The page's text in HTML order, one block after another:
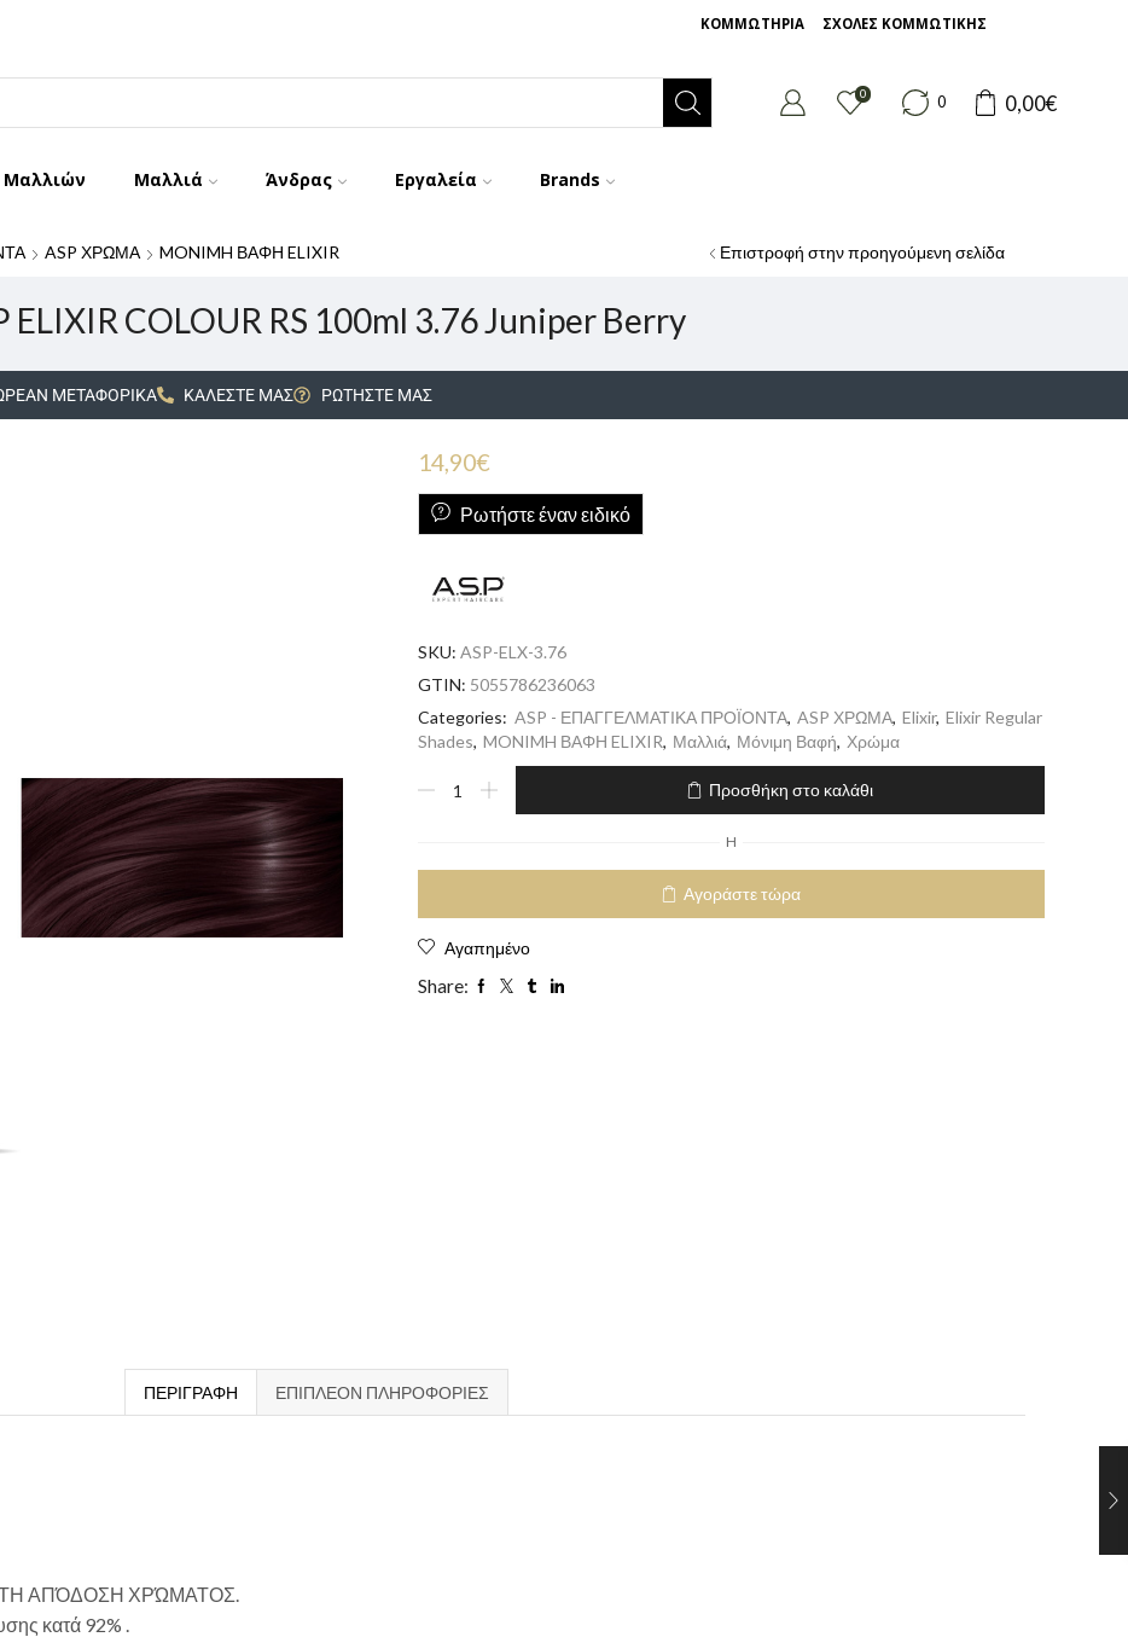
ΚΟΜΜΩΤΗΡΙΑ ΣΧΟΛΕΣ ΚΟΜΜΩΤΙΚΗΣ
0 0 0,00€
Μαλλιών Μαλλιά Άνδρας Εργαλεία Brands
ASP ΧΡΩΜΑ MONIMH ΒΑΦΗ ELIXIR Επιστροφή στην προηγούμενη σελίδα
ELIXIR COLOUR RS 100ml 3.76 Juniper Berry
ΜΕΤΑΦΟΡΙΚΑ ΚΑΛΕΣΤΕ ΜΑΣ ΡΩΤΗΣΤΕ ΜΑΣ
14,90€
Ρωτήστε έναν ειδικό
SKU: ASP-ELX-3.76
GTIN: 5055786236063
Categories: ASP - ΕΠΑΓΓΕΛΜΑΤΙΚΑ ΠΡΟΪΟΝΤΑ, ASP ΧΡΩΜΑ, Elixir, Elixir Regular
Shades, MONIMH ΒΑΦΗ ELIXIR, Μαλλιά, Μόνιμη Βαφή, Χρώμα
Προσθήκη στο καλάθι
H
Αγοράστε τώρα
Αγαπημένο
Share:
ΠΕΡΙΓΡΑΦΉ ΕΠΙΠΛΈΟΝ ΠΛΗΡΟΦΟΡΊΕΣ
ΑΠΌΔΟΣΗ ΧΡΏΜΑΤΟΣ.
κατά 92% .